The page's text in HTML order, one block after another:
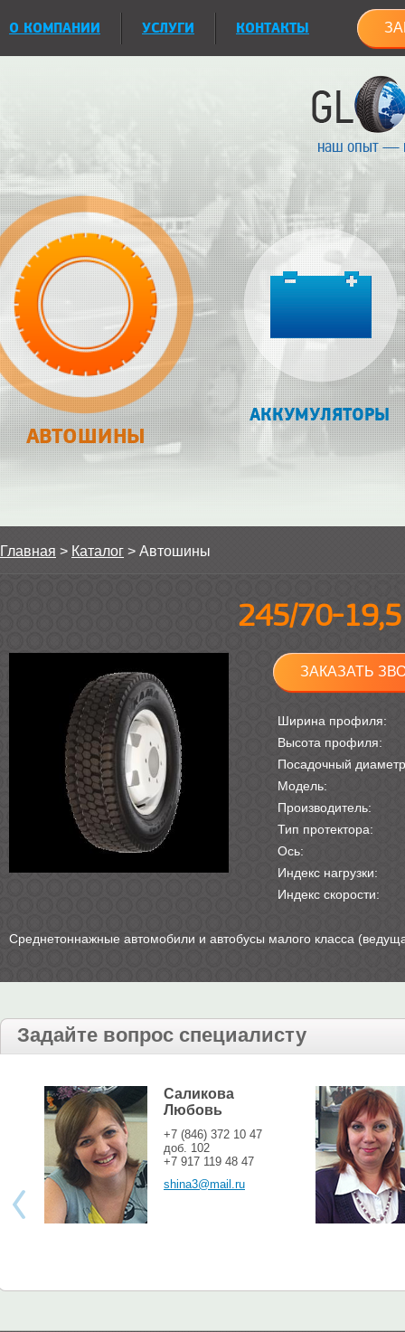
О КОМПАНИИ УСЛУГИ КОНТАКТЫ
наш опыт —
АВТОШИНЫ
АККУМУЛЯТОРЫ
Главная > Каталог > Автошины
245/70-
ЗАКАЗАТЬ
Ширина профиля:
Высота профиля:
Посадочный
Модель:
Производитель:
Тип протектора:
Ось:
Индекс нагрузки:
Индекс скорости:
Среднетоннажные автомобили и автобусы малого класса
Задайте вопрос специалисту
Саликова
Любовь
+7 (846) 372 10 47
доб. 102
+7 917 119 48 47
shina3@mail.ru